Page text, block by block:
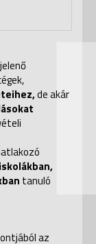
de akár
tanuló
az